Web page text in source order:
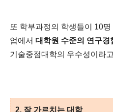
또 학부과정의 학생들이 10
업에서 대학원 수준의 연구경
기술중점대학의 우수성이라
2. 잘 가르치는 대학